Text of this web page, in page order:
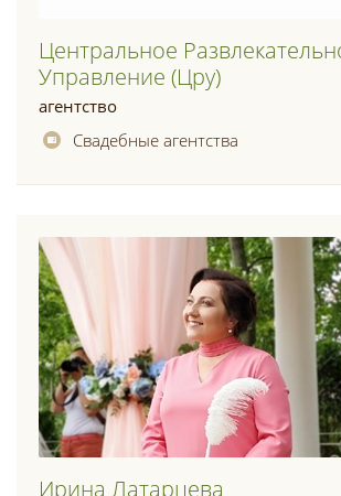
Центральное
Управление (цру)
агентство
Свадебные агентства
Ирина Латарцева